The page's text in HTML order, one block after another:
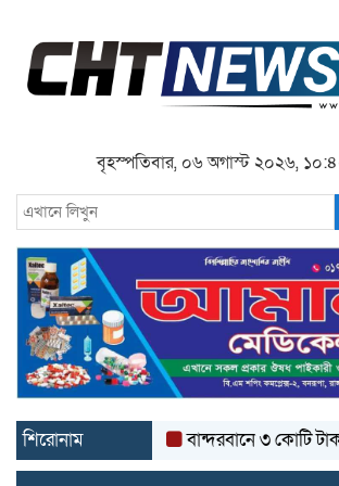
বৃহস্পতিবার, ০৬ অগাস্ট ২০২৬,
শিরোনাম বান্দরবানে ৩ কোটি টাকার